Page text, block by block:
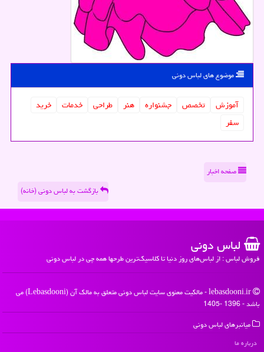
موضوع های لباس دونی
آموزش تخصص جشنواره هنر طراحی خدمات
خرید
سفر
صفحه اخبار
بازگشت به لباس دونی (خانه)
لباس دونی
فروش لباس : از لباس‌های روز دنیا تا کلاسیک‌ترین طرحها همه چی در لباس دونی
lebasdooni.ir - مالکیت معنوی سایت لباس دونی متعلق به مالک آن (Lebasdooni) می
باشد - 1396 -1405
میانبرهای لباس دونی
درباره ما